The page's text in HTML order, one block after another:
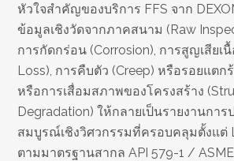
หัวใจสำคัญของบริการ FFS จาก
ข้อมูลเชิงวัดจากภาคสนาม (Raw
การกัดกร่อน (Corrosion), การสูญเสียเ
Loss), การคืบตัว (Creep) หรือรอยแตก
หรือการเสื่อมสภาพของโครงสร้าง
Degradation) ให้กลายเป็นรายงานการ
สมบูรณ์เชิงวิศวกรรมที่ครอบคลุมตั้งแต่
ตามมาตรฐานสากล API 579-1 /